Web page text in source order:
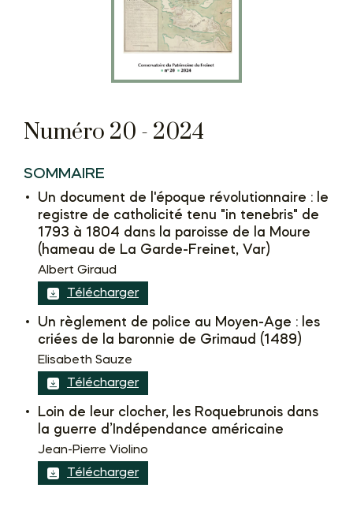
Numéro 20 - 2024
SOMMAIRE
Un document de l'époque révolutionnaire : le
registre de catholicité tenu "in tenebris" de
1793 à 1804 dans la paroisse de la Moure
(hameau de La Garde-Freinet, Var)
Albert Giraud
Télécharger
Un règlement de police au Moyen-Age : les
criées de la baronnie de Grimaud (1489)
Elisabeth Sauze
Télécharger
Loin de leur clocher, les Roquebrunois dans
la guerre d’Indépendance américaine
Jean-Pierre Violino
Télécharger